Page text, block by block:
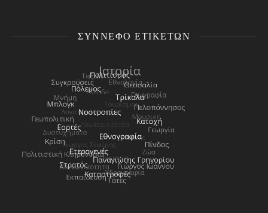
ΣΎΝΝΕΦΟ ΕΤΙΚΕΤΏΝ